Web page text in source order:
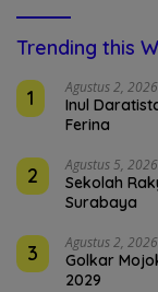
Trending this
1
Agustus 2, 2026
Inul
Ferina
2 Agustus 5, 2026
Sekolah
Surabaya
3 Agustus 2, 2026
Golkar
2029